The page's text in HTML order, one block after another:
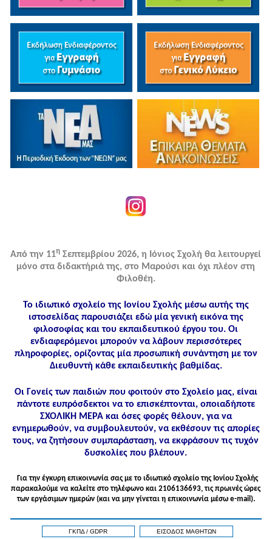
Από την 11η Σεπτεμβρίου 2026, η Ιόνιος Σχολή θα λειτουργεί
μόνο στα διδακτήριά της, στο Μαρούσι και όχι πλέον στη
Φιλοθέη.
Το ιδιωτικό σχολείο της Ιονίου Σχολής μέσω αυτής της
ιστοσελίδας παρουσιάζει εδώ μία γενική εικόνα της
φιλοσοφίας και του εκπαιδευτικού έργου του. Οι
ενδιαφερόμενοι μπορούν να λάβουν περισσότερες
πληροφορίες, ορίζοντας μία προσωπική συνάντηση με τον
Διευθυντή κάθε εκπαιδευτικής βαθμίδας.
Οι Γονείς των παιδιών που φοιτούν στο Σχολείο μας, είναι
πάντοτε ευπρόσδεκτοι να το επισκέπτονται, οποιαδήποτε
ΣΧΟΛΙΚΗ ΜΕΡΑ και όσες φορές θέλουν, για να
ενημερωθούν, να συμβουλευτούν, να εκθέσουν τις απορίες
τους, να ζητήσουν συμπαράσταση, να εκφράσουν τις τυχόν
δυσκολίες που βλέπουν.
Για την έγκυρη επικοινωνία σας με το ιδιωτικό σχολείο της Ιονίου Σχολής
παρακαλούμε να καλείτε στo τηλέφωνo και 2106136693, τις πρωινές ώρες
των εργάσιμων ημερών (και να μην γίνεται η επικοινωνία μέσω e-mail).
ΓΚΠΔ / GDPR ΕΙΣΟΔΟΣ ΜΑΘΗΤΩΝ